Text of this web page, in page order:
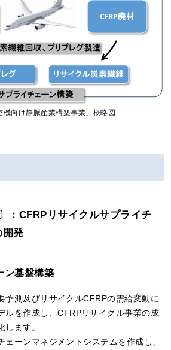
機向け静脈産業構築事業」概略図
：CFRPリサイクルサプライチ
開発
ン基盤構築
予測及びリサイクルCFRPの需給変動に
ルを作成し、CFRPリサイクル事業の成
します。
ェーンマネジメントシステムを作成し、